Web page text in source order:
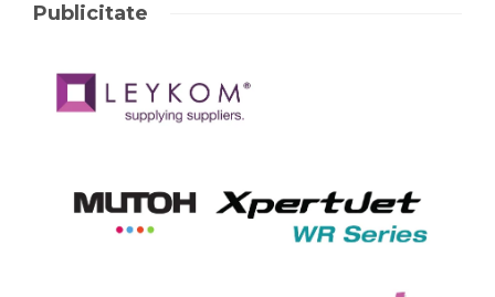
Publicitate